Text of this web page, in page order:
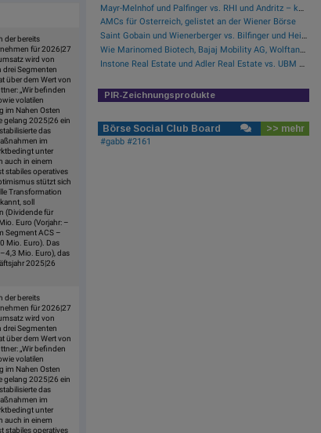
der bereits
für 2026|27
wird von
Segmenten
über dem Wert von
„Wir befinden
volatilen
im Nahen Osten
gelang 2025|26 ein
das
im
unter
auch in einem
stabiles operatives
stützt sich
Transformation
soll
(Dividende für
Euro (Vorjahr: –
Segment ACS –
Mio. Euro). Das
Mio. Euro), das
2025|26
der bereits
für 2026|27
wird von
Segmenten
über dem Wert von
„Wir befinden
volatilen
im Nahen Osten
gelang 2025|26 ein
das
im
unter
auch in einem
stabiles operatives
Mayr-Melnhof und Palfinger vs. RHI und Andritz – kommentierter KW 32 Peer Group Watch Zykliker Österreich
AMCs für Österreich, gelistet an der Wiener Börse
Saint Gobain und Wienerberger vs. Bilfinger und HeidelbergCement – kommentierter KW 32 Peer Group Watch Bau & Baustoffe
Wie Marinomed Biotech, Bajaj Mobility AG, Wolftank-Adisa, Athos Immobilien, Rosenbauer und Telekom Austria für Gesprächsstoff in Österreich sorgten
Instone Real Estate und Adler Real Estate vs. UBM und Vonovia SE – kommentierter KW 17 Peer Group Watch Immobilien
PIR-Zeichnungsprodukte
Börse Social Club Board >> mehr
#gabb #2161